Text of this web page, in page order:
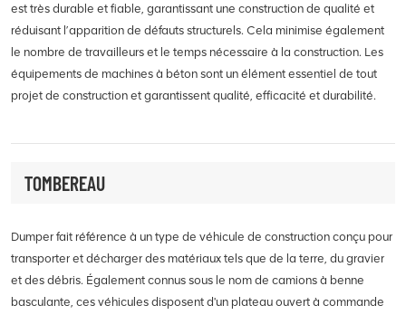
est très durable et fiable, garantissant une construction de qualité et
réduisant l’apparition de défauts structurels. Cela minimise également
le nombre de travailleurs et le temps nécessaire à la construction. Les
équipements de machines à béton sont un élément essentiel de tout
projet de construction et garantissent qualité, efficacité et durabilité.
TOMBEREAU
Dumper fait référence à un type de véhicule de construction conçu pour
transporter et décharger des matériaux tels que de la terre, du gravier
et des débris. Également connus sous le nom de camions à benne
basculante, ces véhicules disposent d'un plateau ouvert à commande